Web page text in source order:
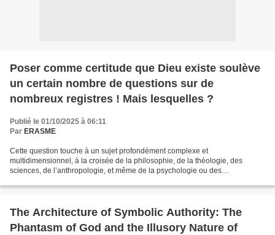
Poser comme certitude que Dieu existe soulève
un certain nombre de questions sur de
nombreux registres ! Mais lesquelles ?
Publié le 01/10/2025 à 06:11
Par ERASME
Cette question touche à un sujet profondément complexe et
multidimensionnel, à la croisée de la philosophie, de la théologie, des
sciences, de l’anthropologie, et même de la psychologie ou des
The Architecture of Symbolic Authority: The
Phantasm of God and the Illusory Nature of